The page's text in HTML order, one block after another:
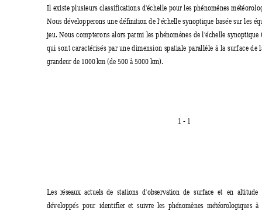
1 - 1
Il existe plusieurs classifications d'échelle pour les phénomènes
Nous développerons une définition de l'échelle synoptique basée sur les
jeu. Nous compterons alors parmi les phénomènes de l'échelle synoptique
qui sont caractérisés par une dimension spatiale parallèle à la surface de
grandeur de 1000 km (de 500 à 5000 km).
Les réseaux actuels de stations d'observation  de surface et en altitude
développés pour identifier et suivre les  phénomènes météorologiques à